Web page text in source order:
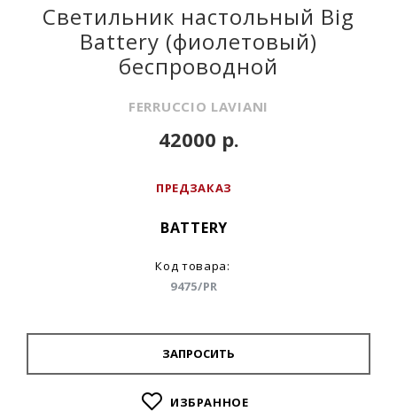
Светильник настольный Big
Battery (фиолетовый)
беспроводной
FERRUCCIO LAVIANI
ПРЕДЗАКАЗ
BATTERY
Код товара:
9475/PR
42000 р.
ЗАПРОСИТЬ
ИЗБРАННОЕ